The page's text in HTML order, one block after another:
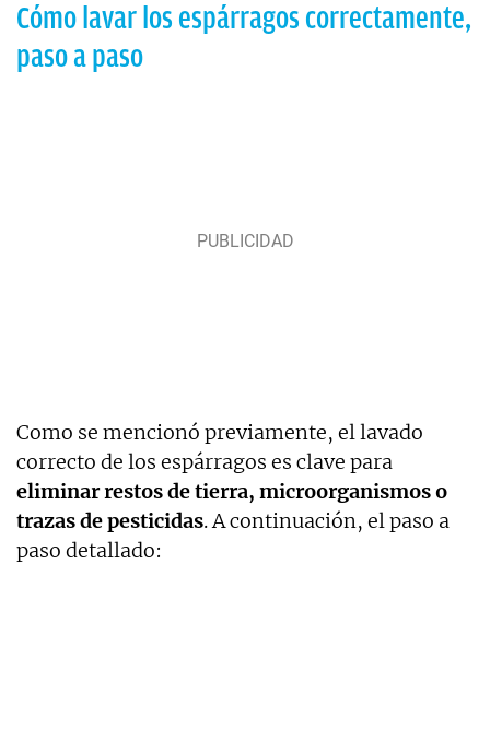
Cómo lavar los espárragos correctamente,
paso a paso
Como se mencionó previamente, el lavado
correcto de los espárragos es clave para
eliminar restos de tierra, microorganismos o
trazas de pesticidas. A continuación, el paso a
paso detallado: